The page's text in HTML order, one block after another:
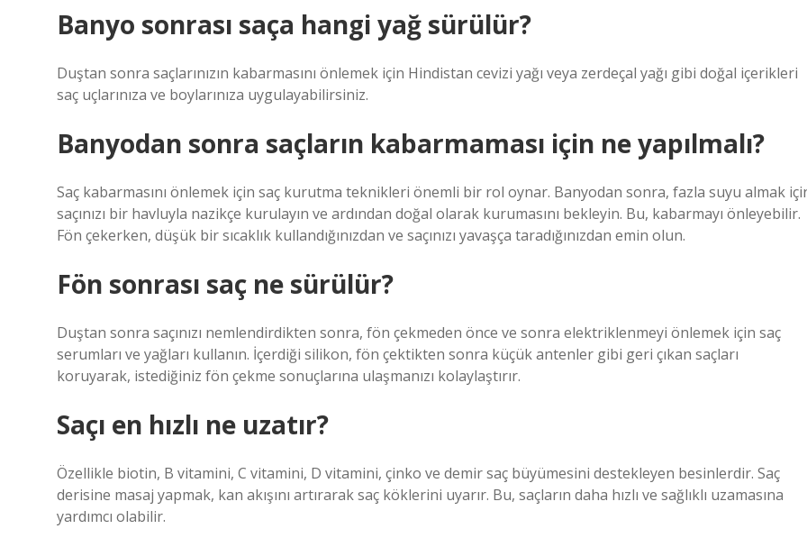
Banyo sonrası saça hangi yağ sürülür?
Duştan sonra saçlarınızın kabarmasını önlemek için Hindistan cevizi yağı veya zerdeçal yağı gibi doğal içerikleri
saç uçlarınıza ve boylarınıza uygulayabilirsiniz.
Banyodan sonra saçların kabarmaması için ne yapılmalı?
Saç kabarmasını önlemek için saç kurutma teknikleri önemli bir rol oynar. Banyodan sonra, fazla suyu almak
saçınızı bir havluyla nazikçe kurulayın ve ardından doğal olarak kurumasını bekleyin. Bu, kabarmayı önleyebilir.
Fön çekerken, düşük bir sıcaklık kullandığınızdan ve saçınızı yavaşça taradığınızdan emin olun.
Fön sonrası saç ne sürülür?
Duştan sonra saçınızı nemlendirdikten sonra, fön çekmeden önce ve sonra elektriklenmeyi önlemek için saç
serumları ve yağları kullanın. İçerdiği silikon, fön çektikten sonra küçük antenler gibi geri çıkan saçları
koruyarak, istediğiniz fön çekme sonuçlarına ulaşmanızı kolaylaştırır.
Saçı en hızlı ne uzatır?
Özellikle biotin, B vitamini, C vitamini, D vitamini, çinko ve demir saç büyümesini destekleyen besinlerdir. Saç
derisine masaj yapmak, kan akışını artırarak saç köklerini uyarır. Bu, saçların daha hızlı ve sağlıklı uzamasına
yardımcı olabilir.